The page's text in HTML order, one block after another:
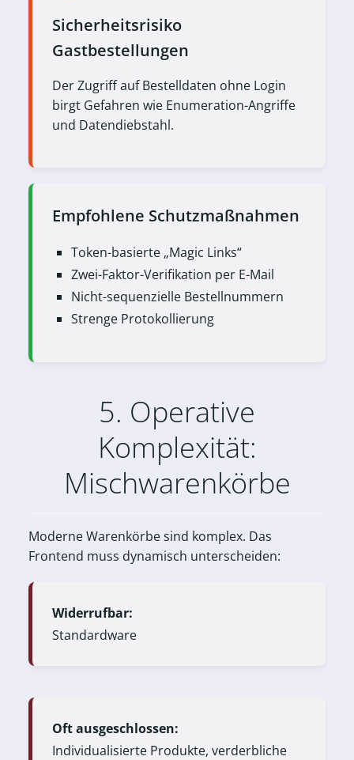
Sicherheitsrisiko
Gastbestellungen
Der Zugriff auf Bestelldaten ohne Login
birgt Gefahren wie Enumeration-Angriffe
und Datendiebstahl.
Empfohlene Schutzmaßnahmen
Token-basierte „Magic Links“
Zwei-Faktor-Verifikation per E-Mail
Nicht-sequenzielle Bestellnummern
Strenge Protokollierung
5. Operative
Komplexität:
Mischwarenkörbe
Moderne Warenkörbe sind komplex. Das
Frontend muss dynamisch unterscheiden:
Widerrufbar:
Standardware
Oft ausgeschlossen:
Individualisierte Produkte, verderbliche